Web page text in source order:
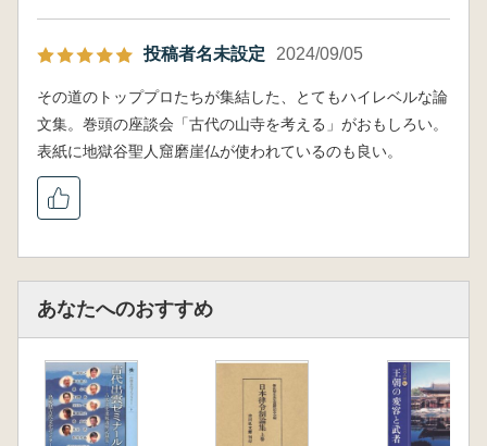
投稿者名未設定 2024/09/05
その道のトッププロたちが集結した、とてもハイレベルな論
文集。巻頭の座談会「古代の山寺を考える」がおもしろい。
表紙に地獄谷聖人窟磨崖仏が使われているのも良い。
あなたへのおすすめ